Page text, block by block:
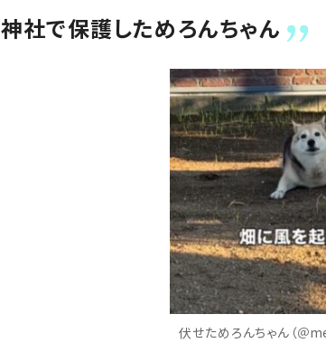
神社で保護しためろんちゃん
伏せためろんちゃん（